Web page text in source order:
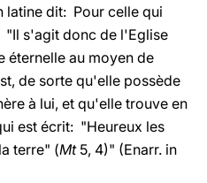
latine dit: Pour celle qui
s'agit donc de l'Eglise
éternelle au moyen de
de sorte qu'elle possède
à lui, et qu'elle trouve en
est écrit: "Heureux les
terre" (Mt5, 4)" (Enarr. in